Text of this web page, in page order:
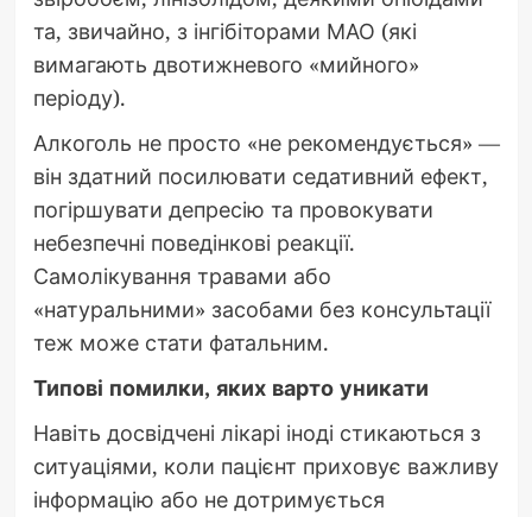
та, звичайно, з інгібіторами МАО (які
вимагають двотижневого «мийного»
періоду).
Алкоголь не просто «не рекомендується» —
він здатний посилювати седативний ефект,
погіршувати депресію та провокувати
небезпечні поведінкові реакції.
Самолікування травами або
«натуральними» засобами без консультації
теж може стати фатальним.
Типові помилки, яких варто уникати
Навіть досвідчені лікарі іноді стикаються з
ситуаціями, коли пацієнт приховує важливу
інформацію або не дотримується